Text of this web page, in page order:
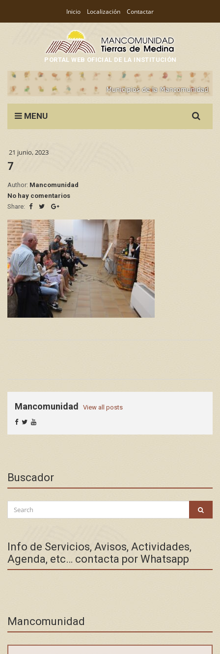
Inicio Localización Contactar
PORTAL WEB OFICIAL DE LA INSTITUCIÓN
MENU
for:
21 junio, 2023
7
Author: Mancomunidad
No hay comentarios
Share:
Mancomunidad View all posts
Buscador
Search
for:
Info de Servicios, Avisos, Actividades,
Agenda, etc… contacta por Whatsapp
Mancomunidad